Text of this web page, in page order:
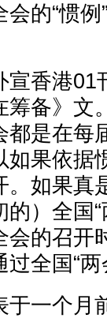
的“惯
香港01
备》文
是在每
果依据
如果真
）全国
的召开
全国“
一个月